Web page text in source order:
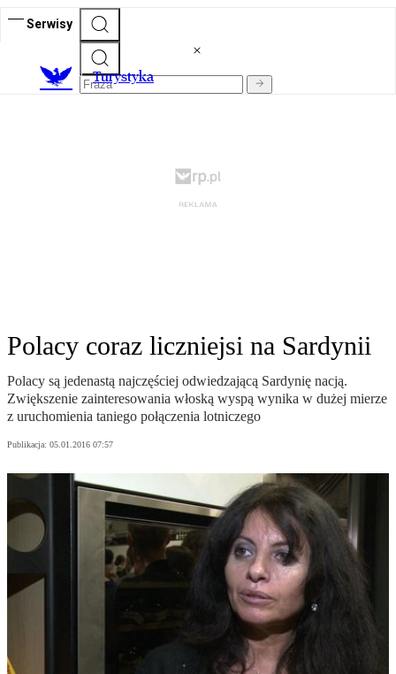
Serwisy
Turystyka
Polacy coraz liczniejsi na Sardynii
Polacy są jedenastą najczęściej odwiedzającą Sardynię nacją.
Zwiększenie zainteresowania włoską wyspą wynika w dużej mierze
z uruchomienia taniego połączenia lotniczego
Publikacja: 05.01.2016 07:57